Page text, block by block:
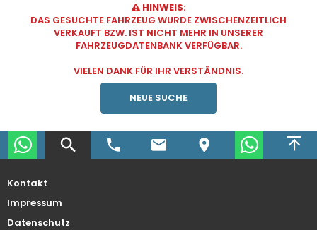
HINWEIS:
DAS GESUCHTE FAHRZEUG WURDE ZWISCHENZEITLICH
VERKAUFT BZW. IST NICHT MEHR IN UNSERER
FAHRZEUGDATENBANK VERFÜGBAR.
VIELEN DANK FÜR IHR VERSTÄNDNIS.
NEUE SUCHE
Kontakt
Impressum
Datenschutz